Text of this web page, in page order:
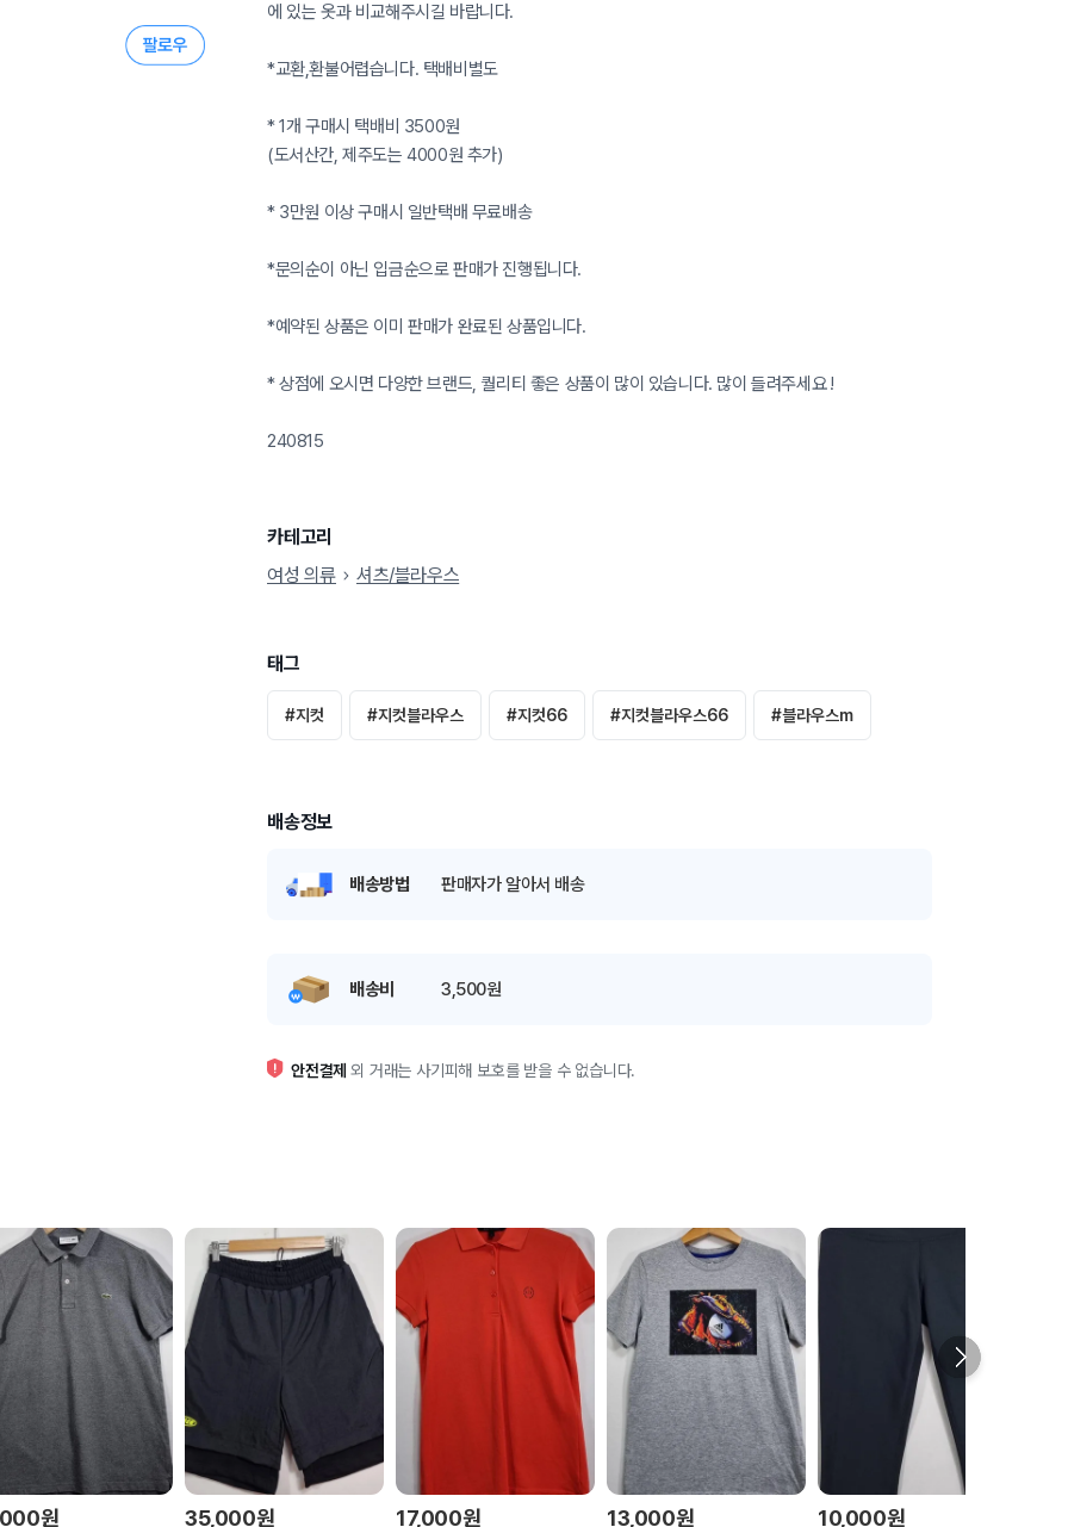
에 있는 옷과 비교해주시길 바랍니다.
*교환,환불어렵습니다. 택배비별도
* 1개 구매시 택배비 3500원
(도서산간, 제주도는 4000원 추가)
* 3만원 이상 구매시 일반택배 무료배송
*문의순이 아닌 입금순으로 판매가 진행됩니다.
*예약된 상품은 이미 판매가 완료된 상품입니다.
* 상점에 오시면 다양한 브랜드, 퀄리티 좋은 상품이 많이 있습니다. 많이 들려주세요 !
240815
카테고리
여성 의류
셔츠/블라우스
태그
#지컷 #지컷블라우스 #지컷66 #지컷블라우스66 #블라우스m
배송정보
배송방법 판매자가 알아서 배송
배송비 3,500원
안전결제 외 거래는 사기피해 보호를 받을 수 없습니다.
원 35,000원 17,000원 13,000원 10,000원